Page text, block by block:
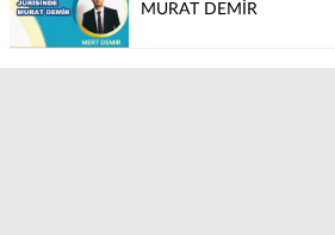
MURAT DEMİR